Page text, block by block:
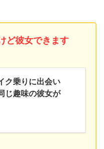
ど彼女できます
ク乗りに出会い
じ趣味の彼女が